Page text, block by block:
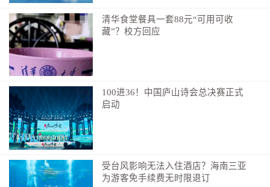
清华食堂餐具一套88元“可用可收
藏”？校方回应
100进36！中国庐山诗会总决赛正式
启动
受台风影响无法入住酒店？海南三亚
为游客免手续费无时限退订